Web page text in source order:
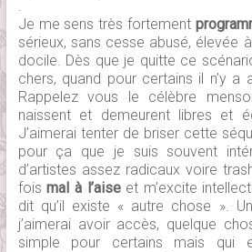
.
Je me sens très fortement
sérieux, sans cesse abusé, élevée
docile. Dès que je quitte ce
chers, quand pour certains il n’y a
Rappelez vous le célèbre
naissent et demeurent libres et
J’aimerai tenter de briser cette
pour ça que je suis souvent
d’artistes assez radicaux voire
foismal à l’aiseet m’excite
dit qu’il existe « autre chose ».
j’aimerai avoir accès, quelque
simple pour certains mais qui